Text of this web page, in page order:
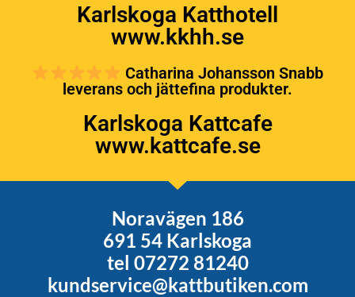
Karlskoga Katthotell
www.kkhh.se
Catharina Johansson Snabb
leverans och jättefina produkter.
Karlskoga Kattcafe
www.kattcafe.se
Noravägen 186
691 54 Karlskoga
tel 07272 81240
kundservice@kattbutiken.com